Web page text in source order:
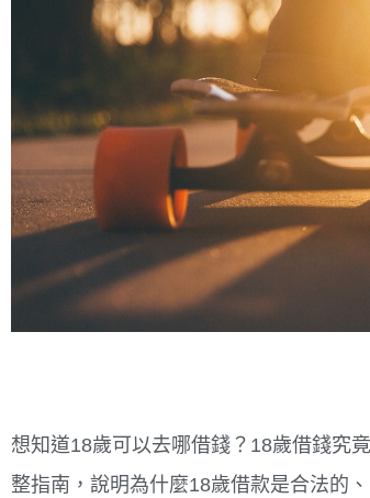
想知道18歲可以去哪借錢？18歲借錢究
整指南，說明為什麼18歲借款是合法的